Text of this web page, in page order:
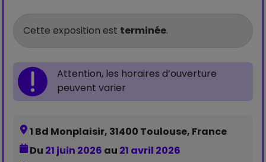
Cette exposition est terminée.
Attention, les horaires d’ouverture
peuvent varier
1 Bd Monplaisir, 31400 Toulouse, France
Du 21 juin 2026 au 21 avril 2026